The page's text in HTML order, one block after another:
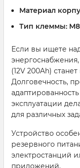
Материал
Тип клеммы: M8
Если вы ищете
энергоснабжения,
(12V 200Ah)
Долговечность,
эксплуатации
для различных
Устройство
резервного
электростанций
приложений.